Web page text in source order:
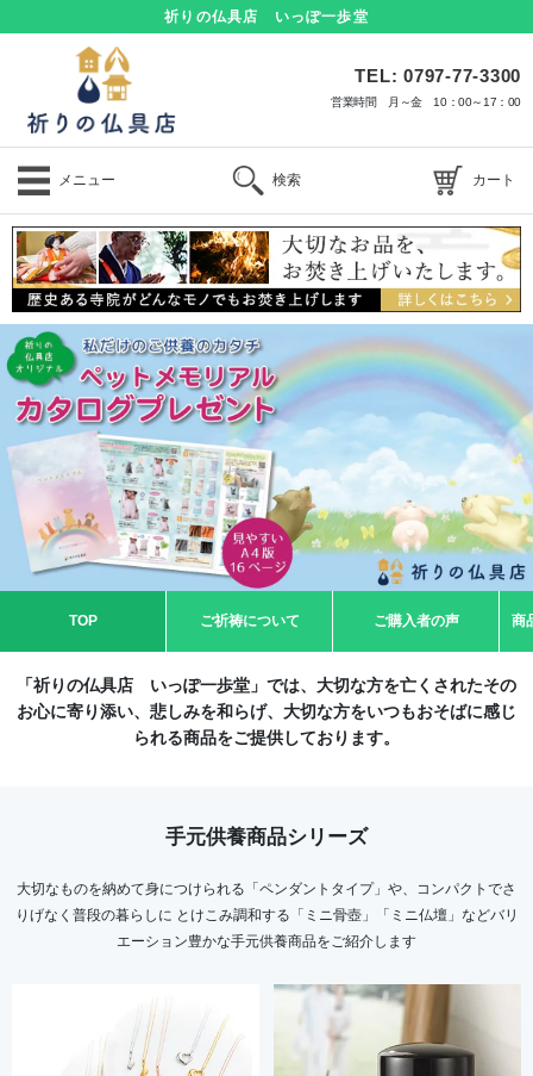
祈りの仏具店 いっぽ一歩堂
TEL: 0797-77-3300
営業時間 月～金 10：00～17：00
メニュー 検索 カート
TOP ご祈祷について ご購入者の声 商
「祈りの仏具店 いっぽ一歩堂」では、大切な方を亡くされたその
お心に寄り添い、悲しみを和らげ、大切な方をいつもおそばに感じ
られる商品をご提供しております。
手元供養商品シリーズ
大切なものを納めて身につけられる「ペンダントタイプ」や、コンパクトでさ
りげなく普段の暮らしに とけこみ調和する「ミニ骨壺」「ミニ仏壇」などバリ
エーション豊かな手元供養商品をご紹介します